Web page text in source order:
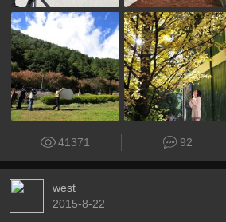
41371 92
west
2015-8-22